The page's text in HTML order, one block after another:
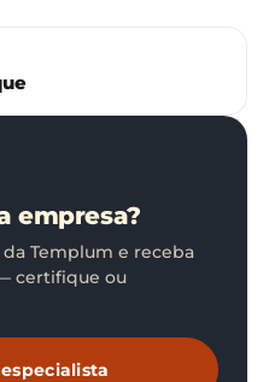
empresa?
Templum e receba
certifique ou